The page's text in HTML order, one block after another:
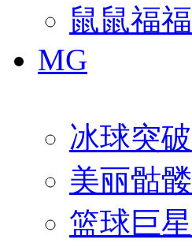
鼠鼠福福
MG
冰球突破
美丽骷髅
篮球巨星